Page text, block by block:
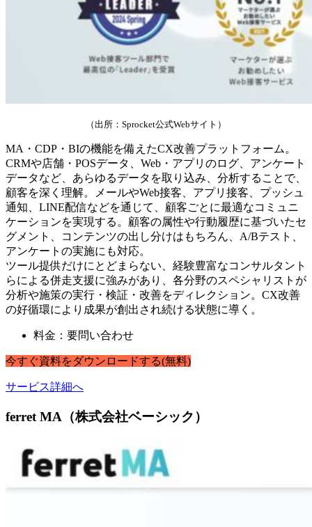
（出所：Sprocket公式Webサイト）
MA・CDP・BIの機能を備えたCX改善プラットフォーム。
CRMや店舗・POSデータ、Web・アプリのログ、アンケート
データなど、あらゆるデータを取り込み、分析することで、
顧客を深く理解。メールやWeb接客、アプリ接客、プッシュ
通知、LINE配信などを通じて、顧客ごとに最適なコミュニ
ケーションを実現する。顧客の属性や行動履歴に基づいたセ
グメント、コンテンツの出し分けはもちろん、A/Bテスト、
アンケートの実施にも対応。
ツール提供だけにとどまらない、経験豊富なコンサルタント
らによる併走支援に強みがあり、各分野のスペシャリストが
分析や施策の実行・検証・改善をディレクション。CX改善
の好循環により成果が創出され続ける状態に導く。
料金：要問い合わせ
今すぐ資料をダウンロードする(無料)
サービス詳細へ
ferret MA（株式会社ベーシック）